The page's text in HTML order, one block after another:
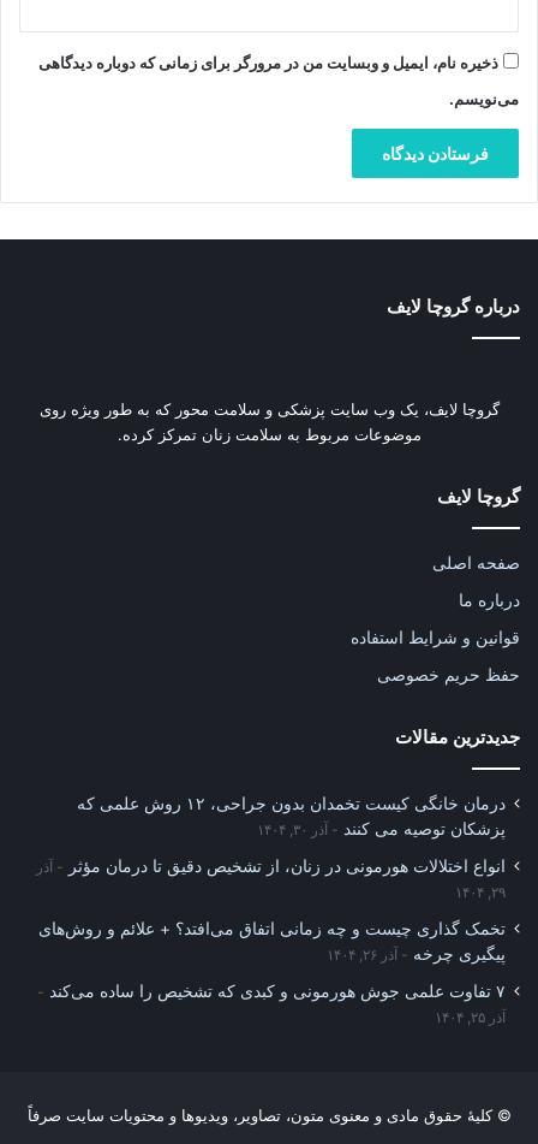
ذخیره نام، ایمیل و وبسایت من در مرورگر برای زمانی که دوباره دیدگاهی
می‌نویسم.
درباره گروچا لایف
گروچا لایف، یک وب‌ سایت پزشکی و سلامت محور که به طور ویژه روی
موضوعات مربوط به سلامت زنان تمرکز کرده.
گروچا لایف
صفحه اصلی
درباره ما
قوانین و شرایط استفاده
حفظ حریم خصوصی
جدیدترین مقالات
درمان خانگی کیست تخمدان بدون جراحی، ۱۲ روش علمی که
پزشکان توصیه می کنند
آذر ۳۰, ۱۴۰۴
انواع اختلالات هورمونی در زنان، از تشخیص دقیق تا درمان مؤثر
آذر
۲۹, ۱۴۰۴
تخمک گذاری چیست و چه زمانی اتفاق می‌افتد؟ + علائم و روش‌های
پیگیری چرخه
آذر ۲۶, ۱۴۰۴
۷ تفاوت علمی جوش هورمونی و کبدی که تشخیص را ساده می‌کند
آذر ۲۵, ۱۴۰۴
© کلیهٔ حقوق مادی و معنوی متون، تصاویر، ویدیوها و محتویات سایت صرفاً